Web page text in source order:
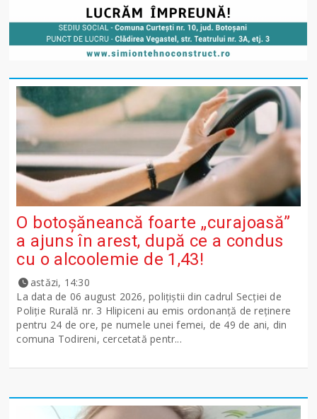
O botoșăneancă foarte „curajoasă”
a ajuns în arest, după ce a condus
cu o alcoolemie de 1,43!
astăzi, 14:30
La data de 06 august 2026, polițiștii din cadrul Secției de
Poliție Rurală nr. 3 Hlipiceni au emis ordonanță de reținere
pentru 24 de ore, pe numele unei femei, de 49 de ani, din
comuna Todireni, cercetată pentr...